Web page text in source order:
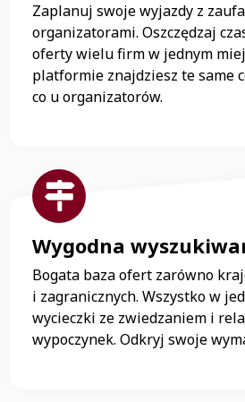
Zaplanuj swoje wyjazdy z
organizatorami. Oszczędzaj
oferty wielu firm w jednym
platformie znajdziesz te same
co u organizatorów.
Wygodna
Bogata baza ofert zarówno
i zagranicznych. Wszystko w
wycieczki ze zwiedzaniem i
wypoczynek. Odkryj swoje